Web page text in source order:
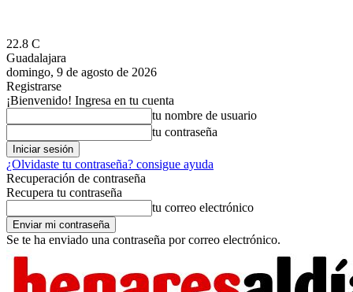
22.8 C
Guadalajara
domingo, 9 de agosto de 2026
Registrarse
¡Bienvenido! Ingresa en tu cuenta
tu nombre de usuario
tu contraseña
¿Olvidaste tu contraseña? consigue ayuda
Recuperación de contraseña
Recupera tu contraseña
tu correo electrónico
Se te ha enviado una contraseña por correo electrónico.